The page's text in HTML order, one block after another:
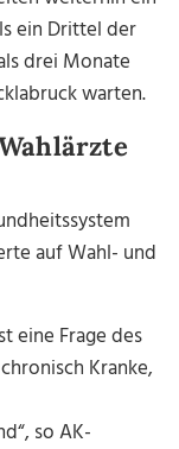
ein Drittel der
drei Monate
warten.
auf Wahl- und
eine Frage des
Kranke,
so AK-